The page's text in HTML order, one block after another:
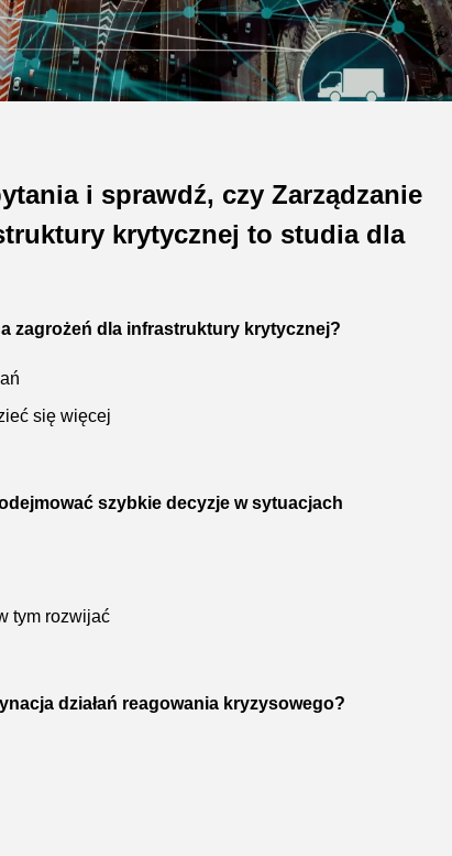
i sprawdź, czy Zarządzanie
krytycznej to studia dla
zagrożeń dla infrastruktury krytycznej?
się więcej
szybkie decyzje w sytuacjach
tym rozwijać
działań reagowania kryzysowego?